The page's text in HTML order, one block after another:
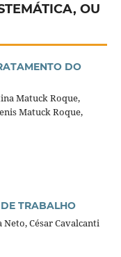
OU
DO
Matuck Roque,
Matuck Roque,
TRABALHO
César Cavalcanti